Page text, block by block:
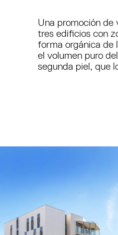
Una promoción
tres edificios con
forma orgánica de
el volumen puro
segunda piel, que